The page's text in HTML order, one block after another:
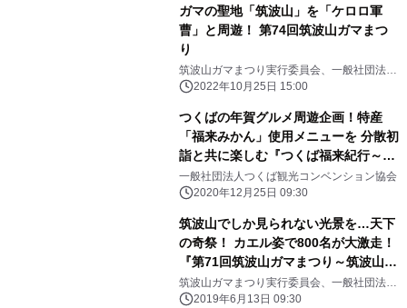
ガマの聖地「筑波山」を「ケロロ軍
曹」と周遊！ 第74回筑波山ガマまつ
り
筑波山ガマまつり実行委員会、一般社団法人
つくば観光コンベンション協会
2022年10月25日 15:00
つくばの年賀グルメ周遊企画！特産
「福来みかん」使用メニューを 分散初
詣と共に楽しむ『つくば福来紀行～福
物語2021』 12月26日～2月12日開催
一般社団法人つくば観光コンベンション協会
2020年12月25日 09:30
筑波山でしか見られない光景を…天下
の奇祭！ カエル姿で800名が大激走！
『第71回筑波山ガマまつり～筑波山が
まレース～』 ～令和元年9月1日(日)筑
波山にて開催～
筑波山ガマまつり実行委員会、一般社団法人
つくば観光コンベンション協会
2019年6月13日 09:30